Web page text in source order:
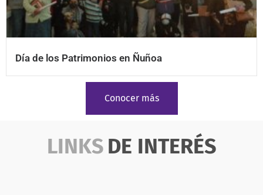
Día de los Patrimonios en Ñuñoa
Conocer más
LINKS DE INTERÉS